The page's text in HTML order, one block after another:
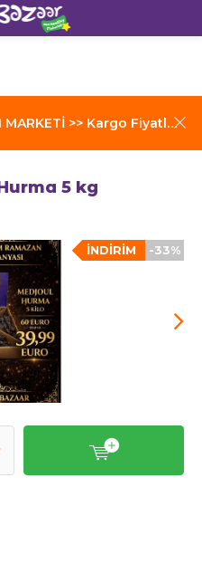
>> Kargo Fiyatları İçin Tıklayınız
Kargo
5 kg
-33%
İNDIRIM